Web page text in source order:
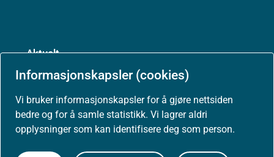
Informasjonskapsler (cookies)
Vi bruker informasjonskapsler for å gjøre nettsiden
bedre og for å samle statistikk. Vi lagrer aldri
opplysninger som kan identifisere deg som person.
Aktuelt
Nyheter
Arrangementer
Høringer